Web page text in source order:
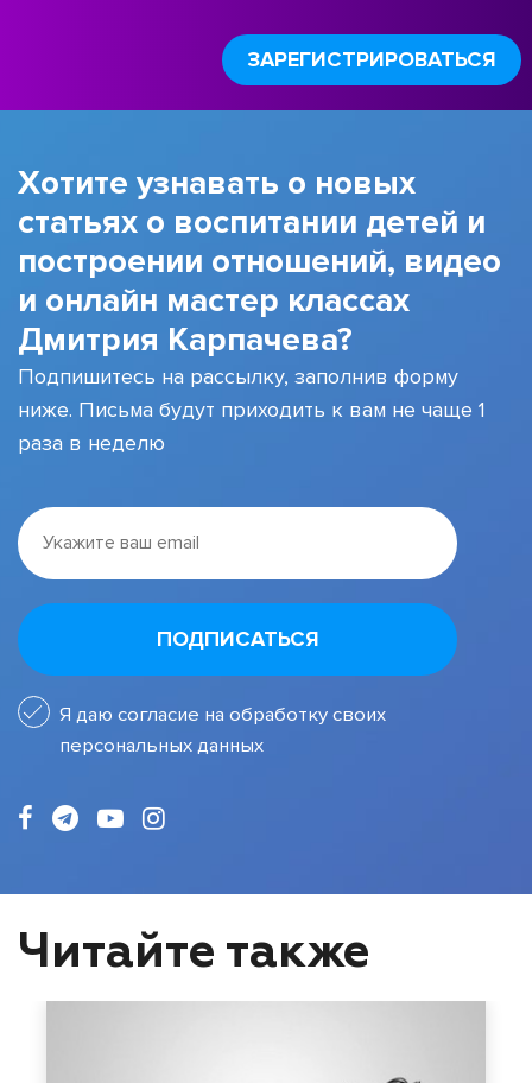
ЗАРЕГИСТРИРОВАТЬСЯ
Хотите узнавать о новых
статьях о воспитании детей и
построении отношений, видео
и онлайн мастер классах
Дмитрия Карпачева?
Подпишитесь на рассылку, заполнив форму
ниже. Письма будут приходить к вам не чаще 1
раза в неделю
ПОДПИСАТЬСЯ
Я даю согласие на обработку своих
персональных данных
Читайте также